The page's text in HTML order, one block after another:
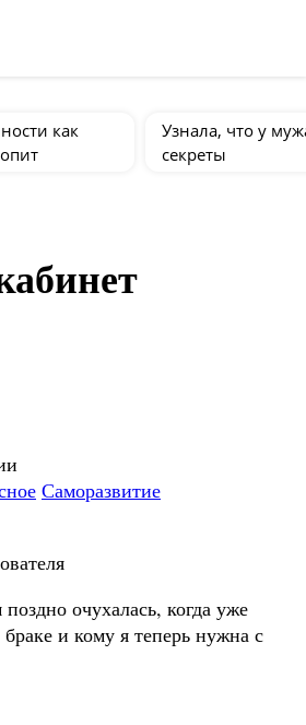
как
Узнала, что у
секреты
Саморазвитие
очухалась, когда уже
и кому я теперь нужна с